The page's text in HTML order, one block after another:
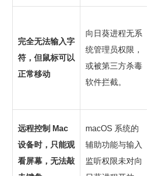
完全无法输入字
符，但鼠标可以
正常移动
向日葵进程无系
统管理员权限，
或被第三方杀毒
软件拦截。
远程控制 Mac
设备时，只能观
看屏幕，无法敲
macOS 系统的
辅助功能与输入
监听权限未对向